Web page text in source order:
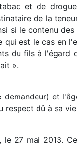
et de
de la
si le contenu
est le cas en
du fils à l'égard
».
et
respect dû à sa
27 mai 2013.